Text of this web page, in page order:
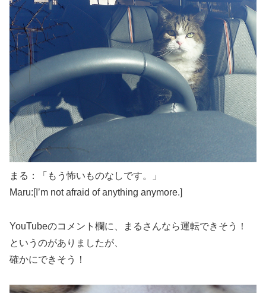
まる：「もう怖いものなしです。」
Maru:[I’m not afraid of anything anymore.]
YouTubeのコメント欄に、まるさんなら運転できそう！
というのがありましたが、
確かにできそう！